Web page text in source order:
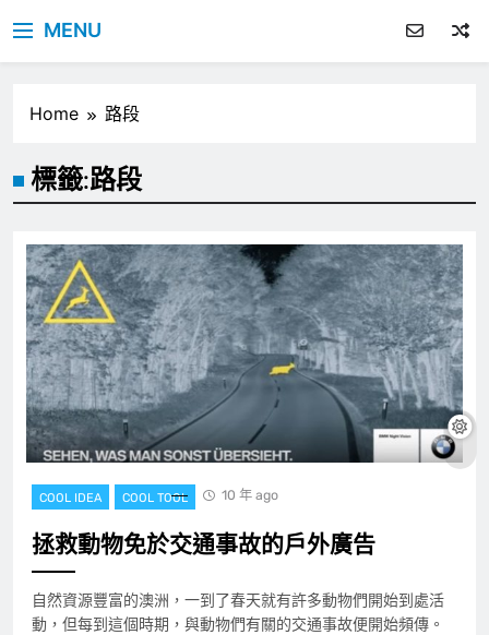
MENU
Home 路段
標籤:路段
COOL IDEA COOL TOOL 10 年 ago
拯救動物免於交通事故的戶外廣告
自然資源豐富的澳洲，一到了春天就有許多動物們開始到處活
動，但每到這個時期，與動物們有關的交通事故便開始頻傳。